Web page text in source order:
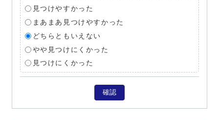
見つけやすかった
まあまあ見つけやすかった
どちらともいえない
やや見つけにくかった
見つけにくかった
確認